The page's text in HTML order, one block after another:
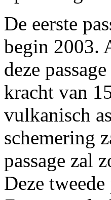
De eerste
begin 2003.
deze
kracht van
vulkanisch
schemering
passage zal
Deze